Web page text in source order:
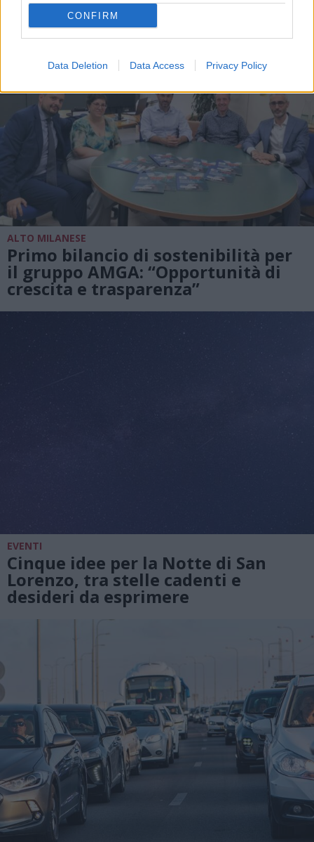
CONFIRM
Data Deletion Data Access Privacy Policy
ALTO MILANESE
Primo bilancio di sostenibilità per
il gruppo AMGA: “Opportunità di
crescita e trasparenza”
EVENTI
Cinque idee per la Notte di San
Lorenzo, tra stelle cadenti e
desideri da esprimere